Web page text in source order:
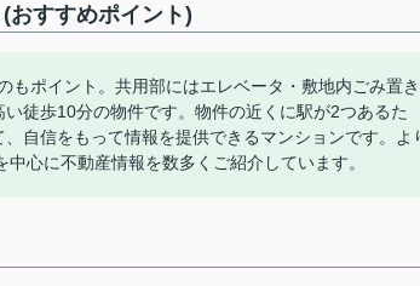
すすめポイント)
ポイント。共用部にはエレベータ・敷地内ごみ置き
徒歩10分の物件です。物件の近くに駅が2つあるた
自信をもって情報を提供できるマンションです。よ
心に不動産情報を数多くご紹介しています。